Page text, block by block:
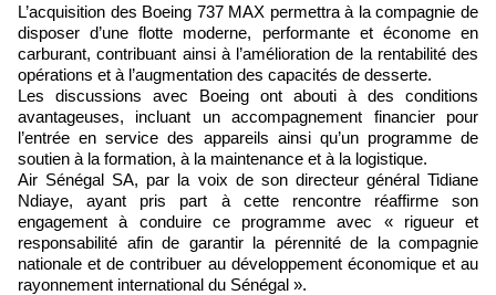
L’acquisition des Boeing 737 MAX permettra à la compagnie de
disposer d’une flotte moderne, performante et économe en
carburant, contribuant ainsi à l’amélioration de la rentabilité des
opérations et à l’augmentation des capacités de desserte.
Les discussions avec Boeing ont abouti à des conditions
avantageuses, incluant un accompagnement financier pour
l’entrée en service des appareils ainsi qu’un programme de
soutien à la formation, à la maintenance et à la logistique.
Air Sénégal SA, par la voix de son directeur général Tidiane
Ndiaye, ayant pris part à cette rencontre réaffirme son
engagement à conduire ce programme avec « rigueur et
responsabilité afin de garantir la pérennité de la compagnie
nationale et de contribuer au développement économique et au
rayonnement international du Sénégal ».